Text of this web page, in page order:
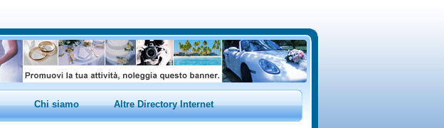
Chi siamo Altre Directory Internet